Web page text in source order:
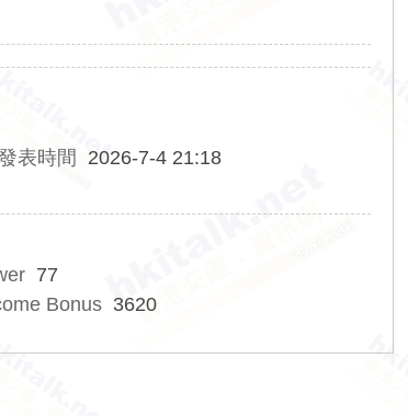
表時間
2026-7-4 21:18
77
Bonus 3620